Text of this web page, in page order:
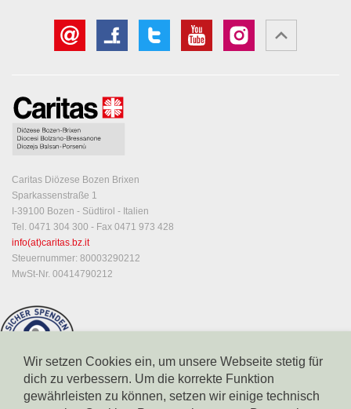
Caritas Diözese Bozen Brixen
Sparkassenstraße 1
I-39100 Bozen - Südtirol - Italien
Tel. 0471 304 300 - Fax 0471 973 428
info(at)caritas.bz.it
Steuernummer: 80003290212
MwSt-Nr. 00414790212
Wir setzen Cookies ein, um unsere Webseite stetig für
dich zu verbessern. Um die korrekte Funktion
gewährleisten zu können, setzen wir einige technisch